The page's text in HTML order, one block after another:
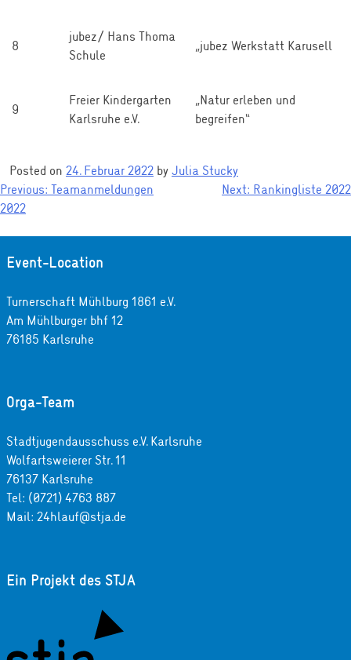
8
jubez/ Hans Thoma
Schule
„jubez Werkstatt Karusell
9
Freier Kindergarten
Karlsruhe e.V.
„Natur erleben und
begreifen“
Posted on 24. Februar 2022 byJulia Stucky
Beitragsnavigation
Previous: Teamanmeldungen
2022
Next: Rankingliste 2022
Event-Location
Turnerschaft Mühlburg 1861 e.V.
Am Mühlburger bhf 12
76185 Karlsruhe
Orga-Team
Stadtjugendausschuss e.V. Karlsruhe
Wolfartsweierer Str. 11
76137 Karlsruhe
Tel: (0721) 4763 887
Mail: 24hlauf@stja.de
Ein Projekt des STJA